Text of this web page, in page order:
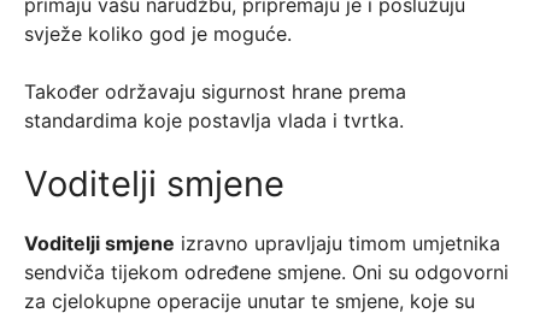
primaju vašu narudžbu, pripremaju je i poslužuju
svježe koliko god je moguće.
Također održavaju sigurnost hrane prema
standardima koje postavlja vlada i tvrtka.
Voditelji smjene
Voditelji smjene izravno upravljaju timom umjetnika
sendviča tijekom određene smjene. Oni su odgovorni
za cjelokupne operacije unutar te smjene, koje su